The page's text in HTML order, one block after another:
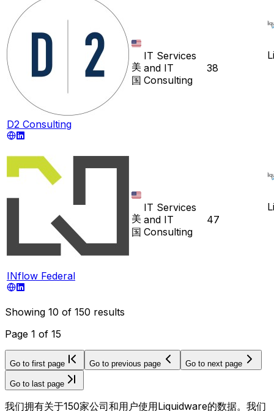
D2 Consulting
美
国
IT Services
and IT
Consulting
38
INflow Federal
美
国
IT Services
and IT
Consulting
47
Showing 10 of 150 results
Page 1 of 15
Go to first page Go to previous page Go to next page
Go to last page
我们拥有关于150家公司和用户使用Liquidware的数据。我们